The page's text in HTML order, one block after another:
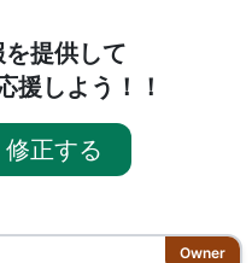
を提供して
援しよう！！
正する
Owner